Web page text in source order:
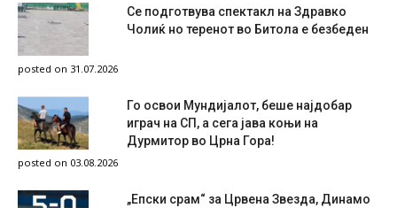
Се подготвува спектакл на Здравко
Чолиќ но теренот во Битола е безбеден
posted on 31.07.2026
Го освои Мундијалот, беше најдобар
играч на СП, а сега јава коњи на
Дурмитор во Црна Гора!
posted on 03.08.2026
„Епски срам“ за Црвена Звезда, Динамо